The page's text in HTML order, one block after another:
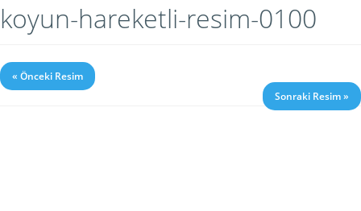
koyun-hareketli-resim-0100
« Önceki Resim
Sonraki Resim »